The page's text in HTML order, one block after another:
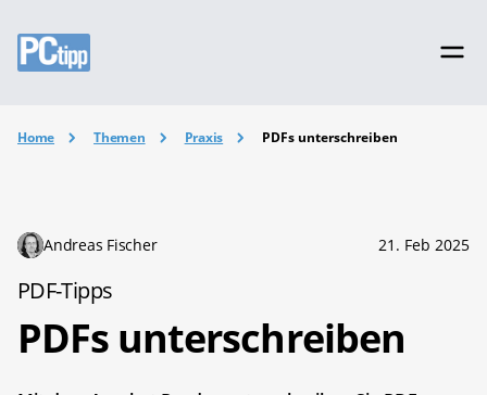
Home Themen Praxis PDFs unterschreiben
Andreas Fischer 21. Feb 2025
PDF-Tipps
PDFs unterschreiben